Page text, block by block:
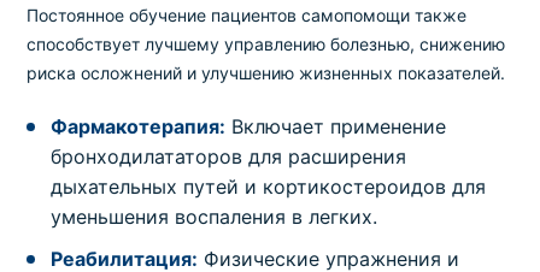
Постоянное обучение пациентов самопомощи также
способствует лучшему управлению болезнью, снижению
риска осложнений и улучшению жизненных показателей.
Фармакотерапия: Включает применение
бронходилататоров для расширения
дыхательных путей и кортикостероидов для
уменьшения воспаления в легких.
Реабилитация: Физические упражнения и